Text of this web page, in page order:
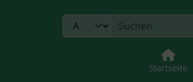
Startseite